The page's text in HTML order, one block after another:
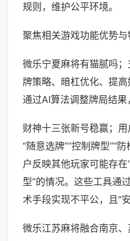
规则，维护公平环境。
聚焦相关游戏功能优势与
微乐宁夏麻将有猫腻吗
牌策略、暗杠优化、提高
通过AI算法调整牌局结果
财神十三张新号稳赢；
“随意选牌”“控制牌型”“
户反映其他玩家可能存在
型”的情况。这些工具通
术手段实现不平公，且“安
微乐江苏麻将融合南京